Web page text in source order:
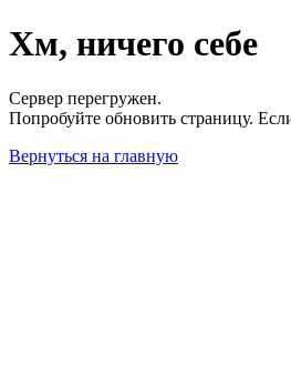
Хм, ничего себе
Сервер перегружен.
Попробуйте обновить страницу.
Вернуться на главную